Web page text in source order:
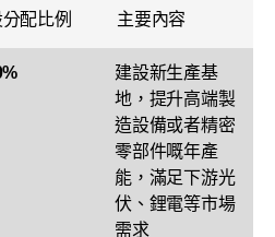
配比例 主要內容
建設新生產基
地，提升高端製
造設備或者精密
零部件嘅年產
能，滿足下游光
伏、鋰電等市場
需求